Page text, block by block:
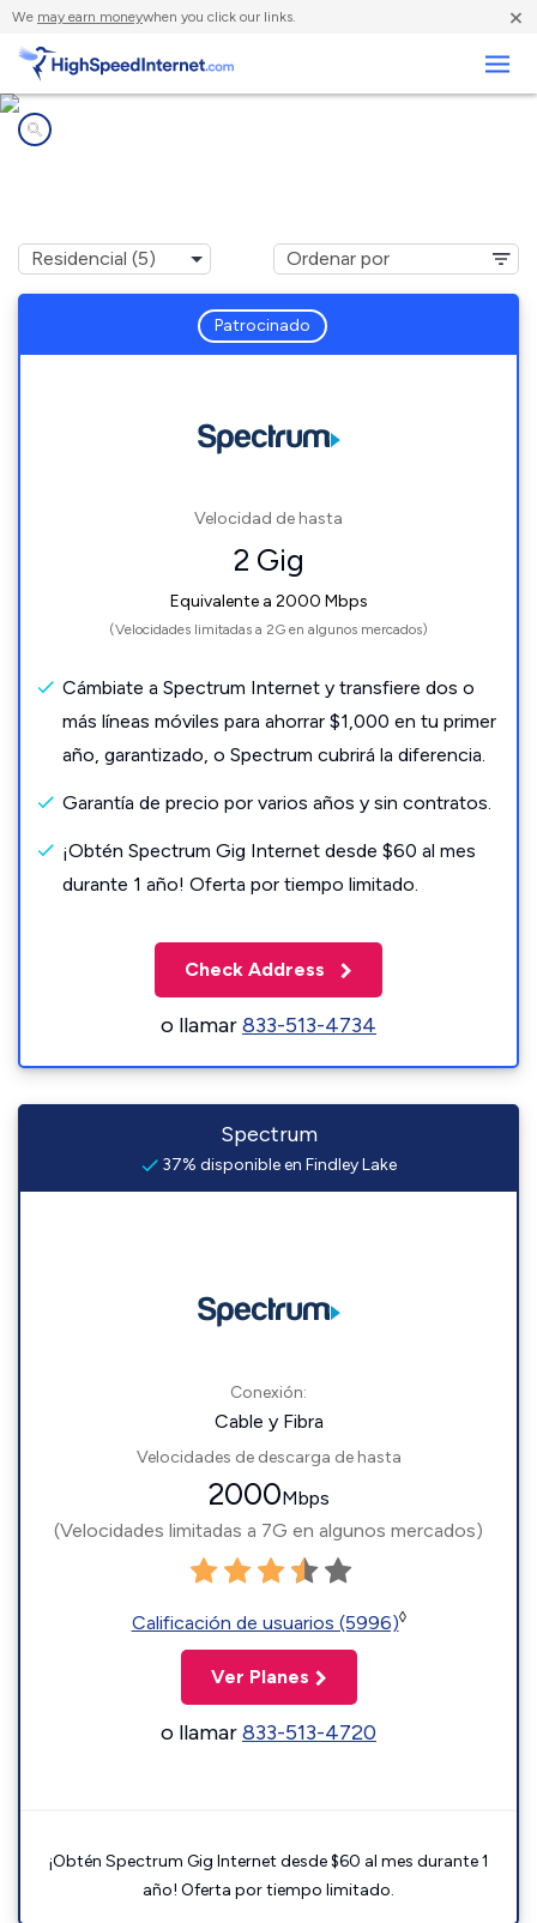
We may earn moneywhen you click our links. ×
Patrocinado
Velocidad de hasta
2 Gig
Equivalente a 2000 Mbps
(Velocidades limitadas a 2G en algunos mercados)
Cámbiate a Spectrum Internet y transfiere dos o
más líneas móviles para ahorrar $1,000 en tu primer
año, garantizado, o Spectrum cubrirá la diferencia.
Garantía de precio por varios años y sin contratos.
¡Obtén Spectrum Gig Internet desde $60 al mes
durante 1 año! Oferta por tiempo limitado.
Check Address
o llamar833-513-4734
Spectrum
37% disponible en Findley Lake
Conexión:
Cable y Fibra
Velocidades de descarga de hasta
2000Mbps
(Velocidades limitadas a 7G en algunos mercados)
Calificación de usuarios (5996)◊
Ver Planes
o llamar833-513-4720
¡Obtén Spectrum Gig Internet desde $60 al mes durante 1
año! Oferta por tiempo limitado.